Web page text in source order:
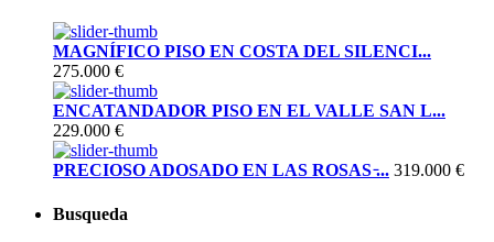
MAGNÍFICO PISO EN COSTA DEL SILENCI...
275.000 €
ENCATANDADOR PISO EN EL VALLE SAN L...
229.000 €
PRECIOSO ADOSADO EN LAS ROSAS ̵... 319.000 €
Busqueda